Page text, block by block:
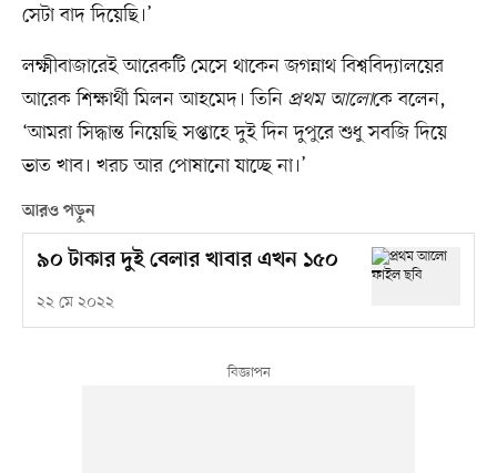
সেটা বাদ দিয়েছি।’
লক্ষ্মীবাজারেই আরেকটি মেসে থাকেন জগন্নাথ বিশ্ববিদ্যালয়ের
আরেক শিক্ষার্থী মিলন আহমেদ। তিনি প্রথম আলোকে বলেন,
‘আমরা সিদ্ধান্ত নিয়েছি সপ্তাহে দুই দিন দুপুরে শুধু সবজি দিয়ে
ভাত খাব। খরচ আর পোষানো যাচ্ছে না।’
আরও পড়ুন
৯০ টাকার দুই বেলার খাবার এখন ১৫০
২২ মে ২০২২